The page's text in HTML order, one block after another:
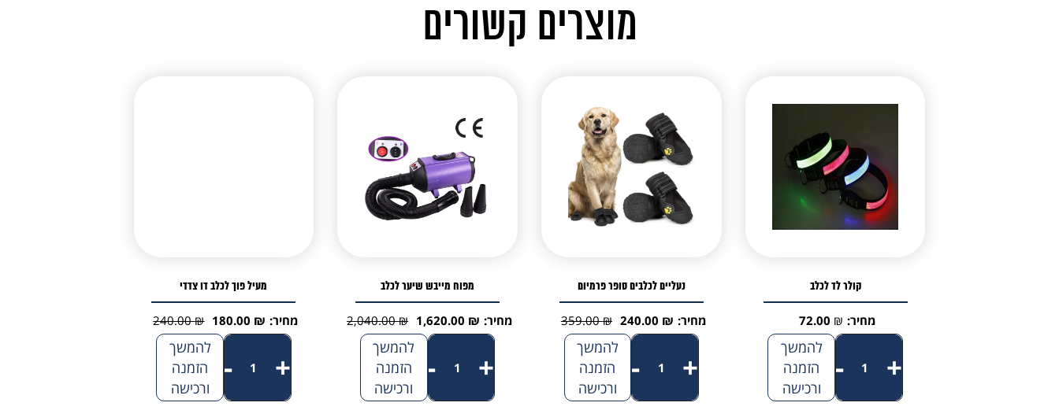
מוצרים קשורים
קולר לד לכלב
מחיר: 72.00 ₪
+
-
להמשך
הזמנה
ורכישה
נעליים לכלבים סופר פרמיום
מחיר: 359.00₪
המחיר
המקורי
היה:
359.00 ₪.
240.00 ₪
המחיר
הנוכחי
הוא:
240.00 ₪.
+של
-
להמשך
הזמנה
ורכישה
מפוח מייבש שיער לכלב
מחיר: 2,040.00₪
המחיר
המקורי
היה:
2,040.00 ₪.
1,620.00 ₪
המחיר
הנוכחי
הוא:
1,620.00 ₪.
+של
-
להמשך
הזמנה
ורכישה
מעיל פוך לכלב דו צדדי
מחיר: 240.00₪
המחיר
המקורי
היה:
240.00 ₪.
180.00 ₪
המחיר
הנוכחי
הוא:
180.00 ₪.
+
-
להמשך
הזמנה
ורכישה